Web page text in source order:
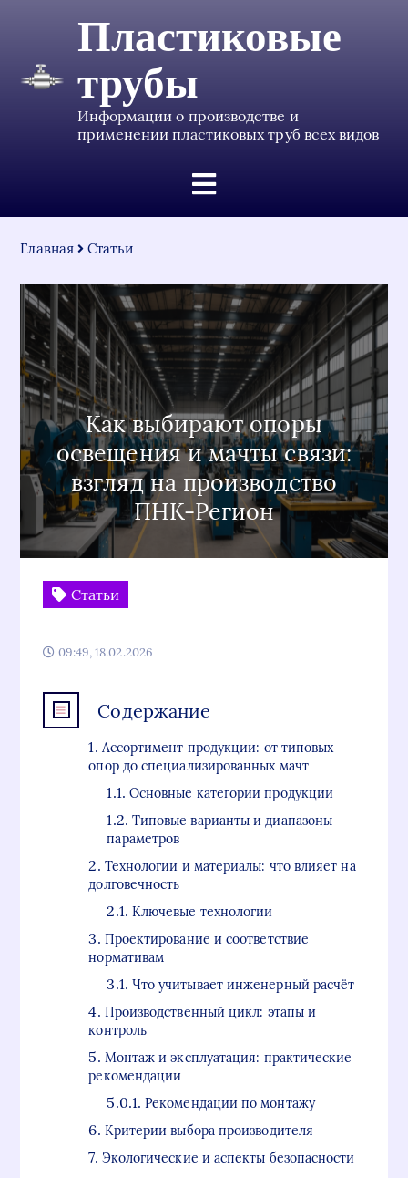
Пластиковые
трубы
Информации о производстве и
применении пластиковых труб всех видов
Главная Статьи
Как выбирают опоры
освещения и мачты связи:
взгляд на производство
ПНК-Регион
Статьи
09:49, 18.02.2026
Содержание
Ассортимент продукции: от типовых
опор до специализированных мачт
Основные категории продукции
Типовые варианты и диапазоны
параметров
Технологии и материалы: что влияет на
долговечность
Ключевые технологии
Проектирование и соответствие
нормативам
Что учитывает инженерный расчёт
Производственный цикл: этапы и
контроль
Монтаж и эксплуатация: практические
рекомендации
Рекомендации по монтажу
Критерии выбора производителя
Экологические и аспекты безопасности